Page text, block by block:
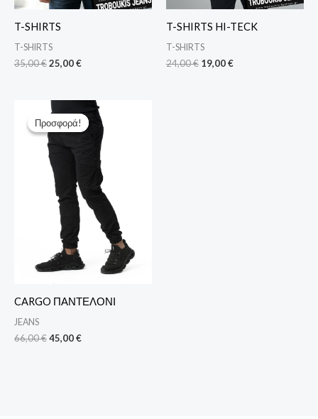
T-SHIRTS
T-SHIRTS
35,00€25,00€
T-SHIRTS HI-TECK
T-SHIRTS
24,00€ 19,00€
Προσφορά!
Προσφορά!
CARGO ΠΑΝΤΕΛΟΝΙ
JEANS
66,00€
Original
price
was:
66,00 €.
45,00€
τρέχουσα
τιμή
είναι:
45,00 €.